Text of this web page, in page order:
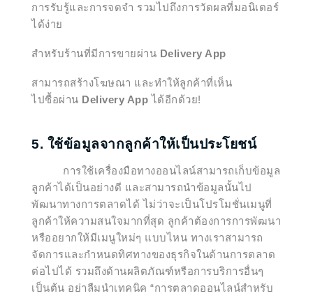
การรับรู้และการจดจำ รวมไปถึงการวัดผลที่มอนิเตอร์
ได้ง่าย
สำหรับร้านที่มีการขายผ่าน Delivery App
สามารถสร้างโฆษณา และทำให้ลูกค้าที่เห็น
ไปซื้อผ่าน Delivery App ได้อีกด้วย!
5. ใช้ข้อมูลจากลูกค้าให้เป็นประโยชน์
การใช้เครื่องมือทางออนไลน์สามารถเก็บข้อมูล
ลูกค้าได้เป็นอย่างดี และสามารถนำข้อมูลนั้นไป
พัฒนาทางการตลาดได้ ไม่ว่าจะเป็นโปรโมชั่นเมนูที่
ลูกค้าให้ความสนใจมากที่สุด ลูกค้าต้องการการพัฒนา
หรืออยากให้มีเมนูใหม่ๆ แบบไหน ทางเราสามารถ
จัดการและกำหนดทิศทางของธุรกิจในด้านการตลาด
ต่อไปได้ รวมถึงด้านผลิตภัณฑ์หรือการบริการอื่นๆ
เป็นต้น อย่าลืมนำเทคนิค “การตลาดออนไลน์สำหรับ